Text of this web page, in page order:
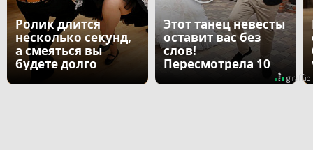
Ролик длится
несколько секунд,
а смеяться вы
будете долго
Этот танец невесты
оставит вас без
слов!
Пересмотрела 10